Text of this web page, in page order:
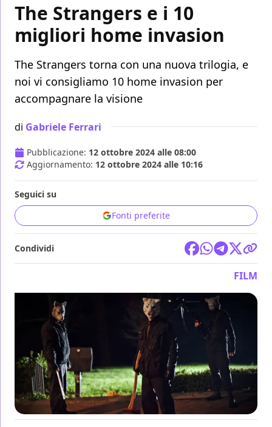
The Strangers e i 10
migliori home invasion
The Strangers torna con una nuova trilogia, e
noi vi consigliamo 10 home invasion per
accompagnare la visione
di Gabriele Ferrari
Pubblicazione: 12 ottobre 2024 alle 08:00
Aggiornamento: 12 ottobre 2024 alle 10:16
Seguici su
Fonti preferite
Condividi
FILM